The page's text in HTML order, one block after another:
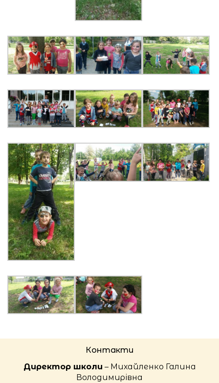
Контакти
Директор школи – Михайленко Галина
Володимирівна